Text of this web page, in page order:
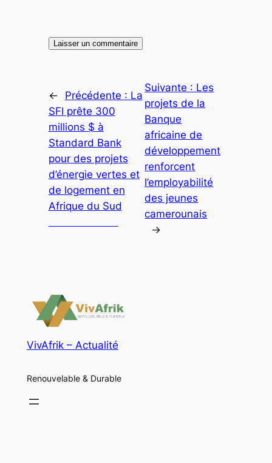
← Précédente : La
SFI prête 300
millions $ à
Standard Bank
pour des projets
d’énergie vertes et
de logement en
Afrique du Sud
Suivante : Les
projets de la
Banque
africaine de
développement
renforcent
l’employabilité
des jeunes
camerounais
→
VivAfrik – Actualité
Renouvelable & Durable